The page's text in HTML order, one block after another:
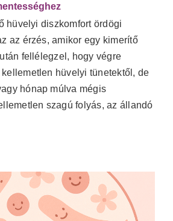
hüvelyi diszkomfort ördögi
az érzés, amikor egy kimerítő
fellélegzel, hogy végre
hüvelyi tünetektől, de
hónap múlva mégis
szagú folyás, az állandó